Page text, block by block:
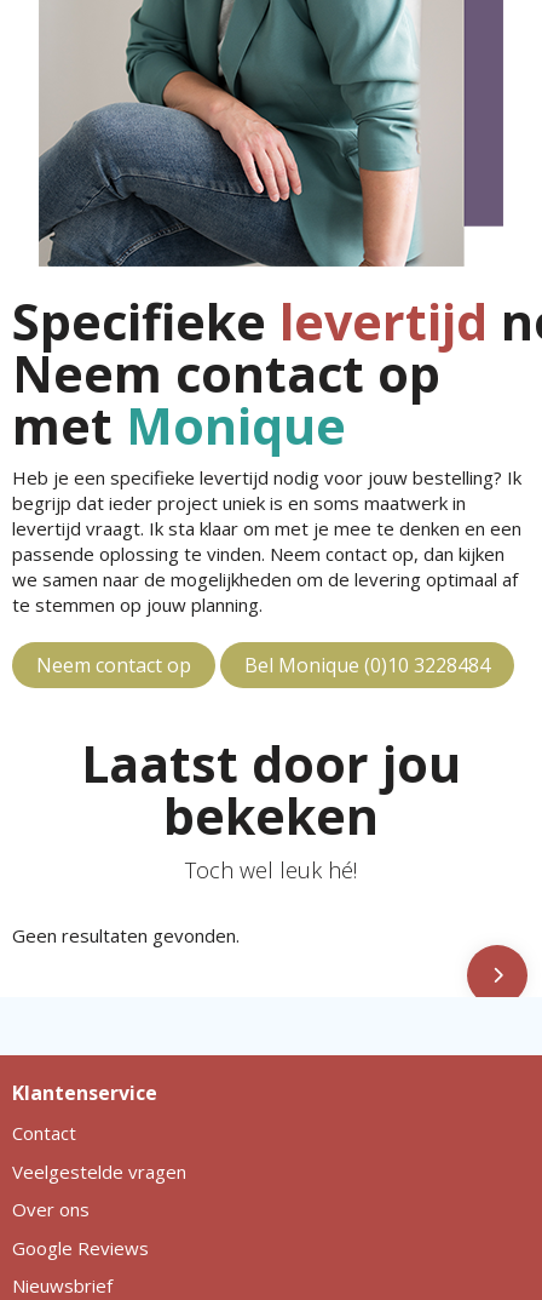
Specifieke levertijd
Neem contact op
met Monique
Heb je een specifieke levertijd nodig voor jouw bestelling? Ik
begrijp dat ieder project uniek is en soms maatwerk in
levertijd vraagt. Ik sta klaar om met je mee te denken en een
passende oplossing te vinden. Neem contact op, dan kijken
we samen naar de mogelijkheden om de levering optimaal af
te stemmen op jouw planning.
Neem contact op Bel Monique (0)10 3228484
Laatst door jou
bekeken
Toch wel leuk hé!
Geen resultaten gevonden.
Klantenservice
Contact
Veelgestelde vragen
Over ons
Google Reviews
Nieuwsbrief